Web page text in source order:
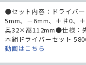
●セット内容：ドライバ
5mm、－6mm、＋♯0、
奥32×高112mm●仕様：
本組ドライバーセット
動画はこちら